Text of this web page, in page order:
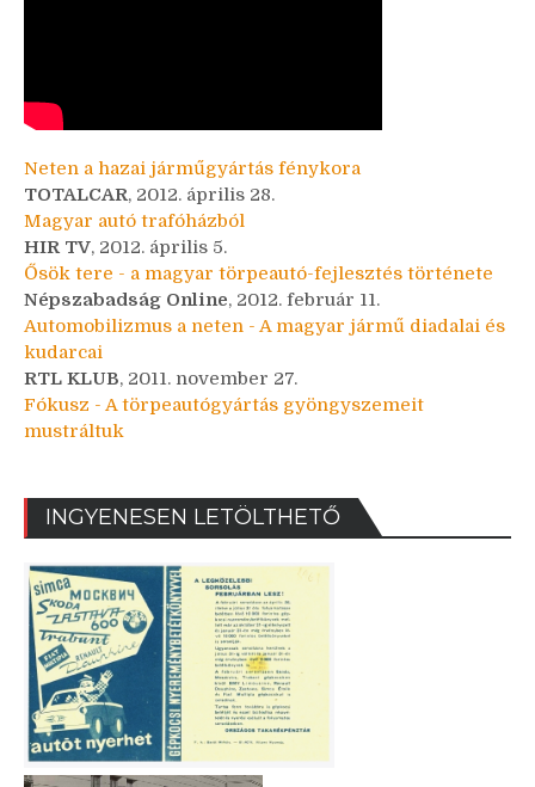
Neten a hazai járműgyártás fénykora
TOTALCAR, 2012. április 28.
Magyar autó trafóházból
HIR TV, 2012. április 5.
Ősök tere - a magyar törpeautó-fejlesztés története
Népszabadság Online, 2012. február 11.
Automobilizmus a neten - A magyar jármű diadalai és
kudarcai
RTL KLUB, 2011. november 27.
Fókusz - A törpeautógyártás gyöngyszemeit
mustráltuk
INGYENESEN LETÖLTHETŐ